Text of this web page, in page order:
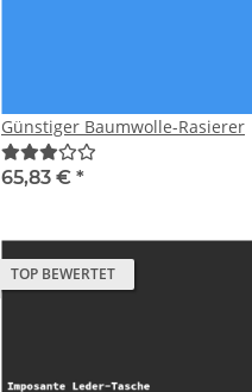
Günstiger Baumwolle-Rasierer
65,83 € *
TOP BEWERTET